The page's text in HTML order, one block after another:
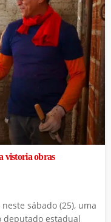
vistoria obras
sábado (25), uma
deputado estadual